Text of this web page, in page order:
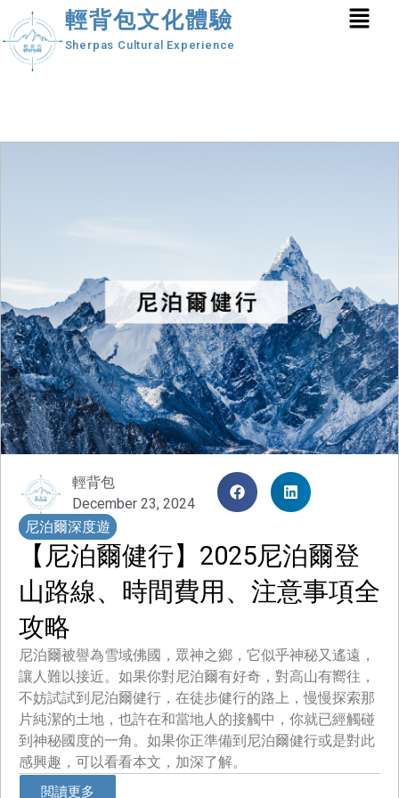
輕背包文化體驗
Sherpas Cultural Experience
輕背包
December 23, 2024
尼泊爾深度遊
【尼泊爾健行】2025尼泊爾登
山路線、時間費用、注意事項全
攻略
尼泊爾被譽為雪域佛國，眾神之鄉，它似乎神秘又遙遠，
讓人難以接近。如果你對尼泊爾有好奇，對高山有嚮往，
不妨試試到尼泊爾健行，在徒步健行的路上，慢慢探索那
片純潔的土地，也許在和當地人的接觸中，你就已經觸碰
到神秘國度的一角。如果你正準備到尼泊爾健行或是對此
感興趣，可以看看本文，加深了解。
閲讀更多